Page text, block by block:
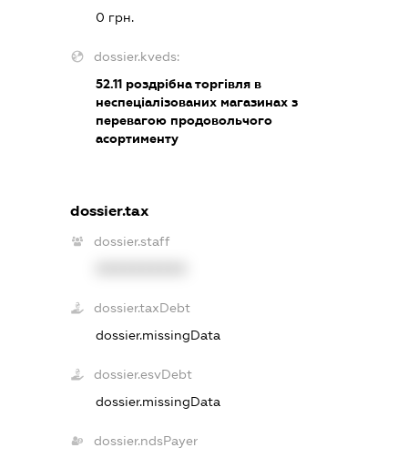
0 грн.
dossier.kveds:
52.11 роздрібна торгівля в
неспеціалізованих магазинах з
перевагою продовольчого
асортименту
dossier.tax
dossier.staff
dossier.taxDebt
dossier.missingData
dossier.esvDebt
dossier.missingData
dossier.ndsPayer